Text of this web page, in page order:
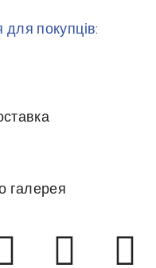
для покупців:
галерея